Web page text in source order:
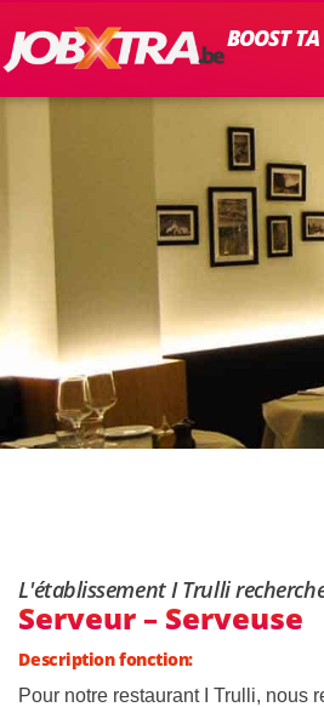
BOOST
L'établissement I Trulli
Serveur – Serveuse
Description fonction:
Pour notre restaurant I Trulli, nous